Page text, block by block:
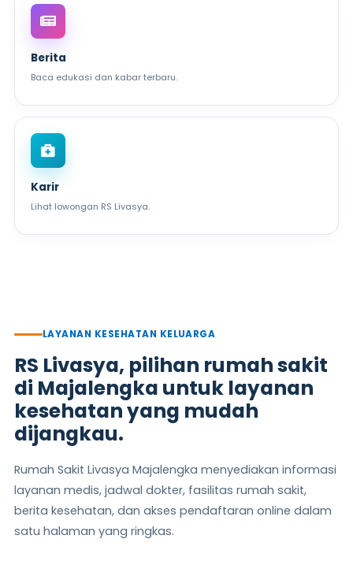
Berita
Baca edukasi dan kabar terbaru.
Karir
Lihat lowongan RS Livasya.
LAYANAN KESEHATAN KELUARGA
RS Livasya, pilihan rumah sakit
di Majalengka untuk layanan
kesehatan yang mudah
dijangkau.
Rumah Sakit Livasya Majalengka menyediakan informasi
layanan medis, jadwal dokter, fasilitas rumah sakit,
berita kesehatan, dan akses pendaftaran online dalam
satu halaman yang ringkas.